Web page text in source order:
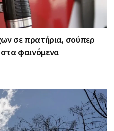
σε πρατήρια, σούπερ
στα φαινόμενα